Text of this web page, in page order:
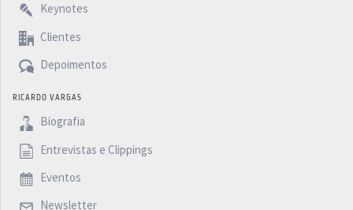
Keynotes
Clientes
Depoimentos
RICARDO VARGAS
Biografia
Entrevistas e Clippings
Eventos
Newsletter